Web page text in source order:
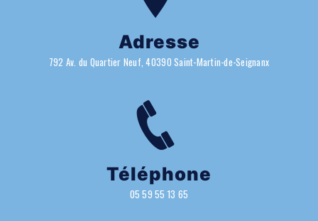
Adresse
792 Av. du Quartier Neuf, 40390 Saint-Martin-de-Seignanx
Téléphone
05 59 55 13 65